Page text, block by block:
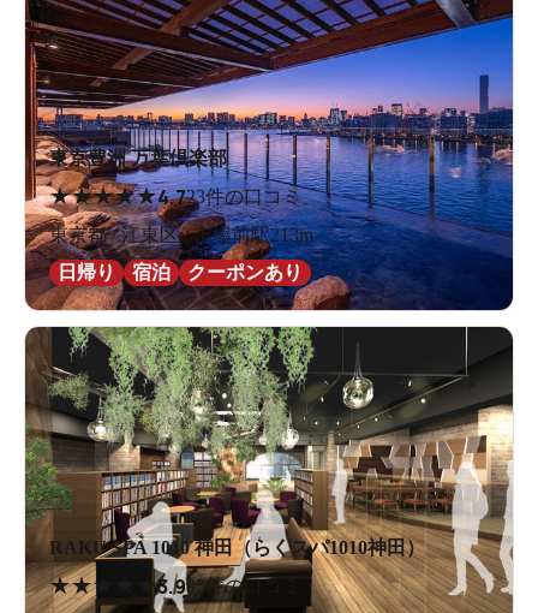
東京豊洲 万葉倶楽部
★★★★★4.723件の口コミ
東京都 / 江東区 / 市場前駅213m
日帰り
宿泊 クーポンあり
RAKU SPA 1010 神田（らくスパ1010神田）
★★★ ★3.995件の口コミ